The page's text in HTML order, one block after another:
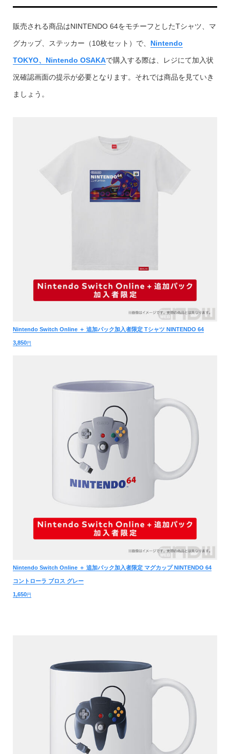
販売される商品はNINTENDO 64をモチーフとしたTシャツ、マ
グカップ、ステッカー（10枚セット）で、 Nintendo
TOKYO、Nintendo OSAKAで購入する際は、レジにて加入状
況確認画面の提示が必要となります。それでは商品を見ていき
ましょう。
Nintendo Switch Online ＋ 追加パック加入者限定 Tシャツ NINTENDO 64
3,850円
Nintendo Switch Online ＋ 追加パック加入者限定 マグカップ NINTENDO 64
コントローラ ブロス グレー
1,650円